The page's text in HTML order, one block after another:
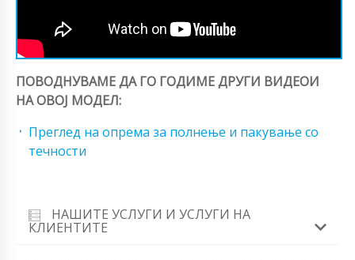
ПОВОДНУВАМЕ ДА ГО ГОДИМЕ ДРУГИ ВИДЕОИ
НА ОВОЈ МОДЕЛ:
Преглед на опрема за полнење и пакување со
течности
НАШИТЕ УСЛУГИ И УСЛУГИ НА
КЛИЕНТИТЕ